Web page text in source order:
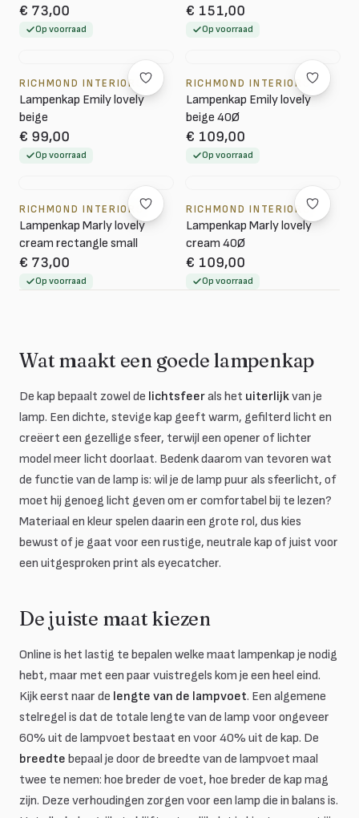
€ 73,00
Op voorraad
€ 151,00
Op voorraad
RICHMOND INTERIORS
Lampenkap Emily lovely
beige
€ 99,00
Op voorraad
RICHMOND INTERIORS
Lampenkap Emily lovely
beige 40Ø
€ 109,00
Op voorraad
RICHMOND INTERIORS
Lampenkap Marly lovely
cream rectangle small
€ 73,00
Op voorraad
RICHMOND INTERIORS
Lampenkap Marly lovely
cream 40Ø
€ 109,00
Op voorraad
Wat maakt een goede lampenkap
De kap bepaalt zowel de lichtsfeerals het uiterlijkvan je
lamp. Een dichte, stevige kap geeft warm, gefilterd licht en
creëert een gezellige sfeer, terwijl een opener of lichter
model meer licht doorlaat. Bedenk daarom van tevoren wat
de functie van de lamp is: wil je de lamp puur als sfeerlicht, of
moet hij genoeg licht geven om er comfortabel bij te lezen?
Materiaal en kleur spelen daarin een grote rol, dus kies
bewust of je gaat voor een rustige, neutrale kap of juist voor
een uitgesproken print als eyecatcher.
De juiste maat kiezen
Online is het lastig te bepalen welke maat lampenkap je nodig
hebt, maar met een paar vuistregels kom je een heel eind.
Kijk eerst naar de lengte van de lampvoet. Een algemene
stelregel is dat de totale lengte van de lamp voor ongeveer
60% uit de lampvoet bestaat en voor 40% uit de kap. De
breedte bepaal je door de breedte van de lampvoet maal
twee te nemen: hoe breder de voet, hoe breder de kap mag
zijn. Deze verhoudingen zorgen voor een lamp die in balans is.